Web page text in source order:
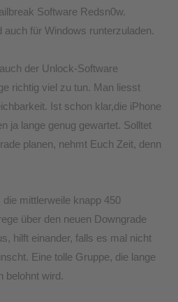
Software Redsn0w.
auch für Windows runterzuladen.
der Unlock-Software
richtig viel zu tun. Man liesst
Ist schon klar,die iPhone
ja lange genug gewartet. Solltet
planen, nehmt Euch Zeit, denn
mittlerweile knapp 450
über den neuen Downgrade
hilft einander, falls es mal nicht
Eine tolle Gruppe, die lange
belohnt wird.